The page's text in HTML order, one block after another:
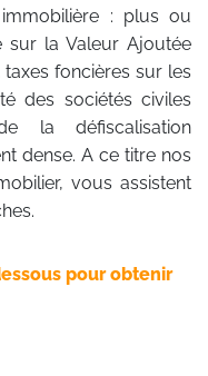
: plus ou
sur la Valeur Ajoutée
taxes foncières sur les
des sociétés civiles
la défiscalisation
dense. A ce titre nos
vous assistent
pour obtenir